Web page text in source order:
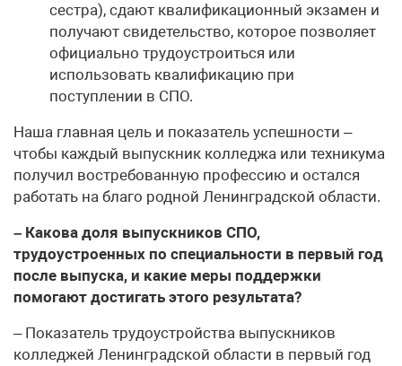
сестра), сдают квалификационный экзамен и
получают свидетельство, которое позволяет
официально трудоустроиться или
использовать квалификацию при
поступлении в СПО.
Наша главная цель и показатель успешности –
чтобы каждый выпускник колледжа или техникума
получил востребованную профессию и остался
работать на благо родной Ленинградской области.
– Какова доля выпускников СПО,
трудоустроенных по специальности в первый год
после выпуска, и какие меры поддержки
помогают достигать этого результата?
– Показатель трудоустройства выпускников
колледжей Ленинградской области в первый год